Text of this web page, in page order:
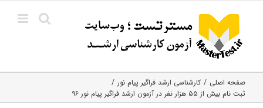
content
صفحه اصلی
کارشناسی ارشد فراگیر پیام نور
ثبت نام بیش از ۵۵ هزار نفر در آزمون ارشد فراگیر پیام نور ۹۶